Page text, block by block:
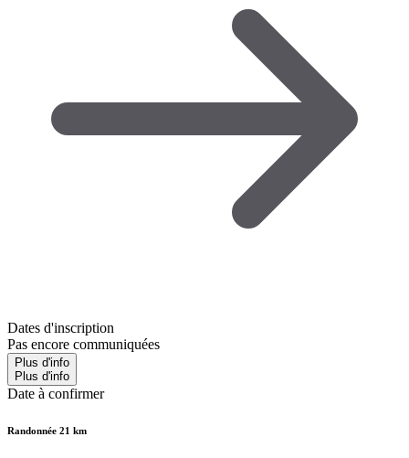
Dates d'inscription
Pas encore communiquées
Plus d'info
Plus d'info
Date à confirmer
Randonnée 21 km